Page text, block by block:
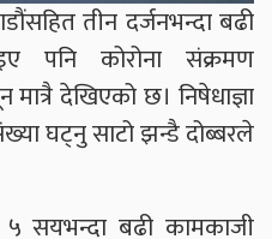
तीन दर्जनभन्दा बढी
पनि कोरोना संक्रमण
देखिएको छ। निषेधाज्ञा
घट्नु साटो झन्डै दोब्बरले
५ सयभन्दा बढी कामकाजी